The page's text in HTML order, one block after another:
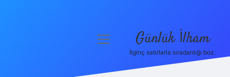
menüyü
Günlük İlham
İlginç satırlarla sıradanlığı boz.